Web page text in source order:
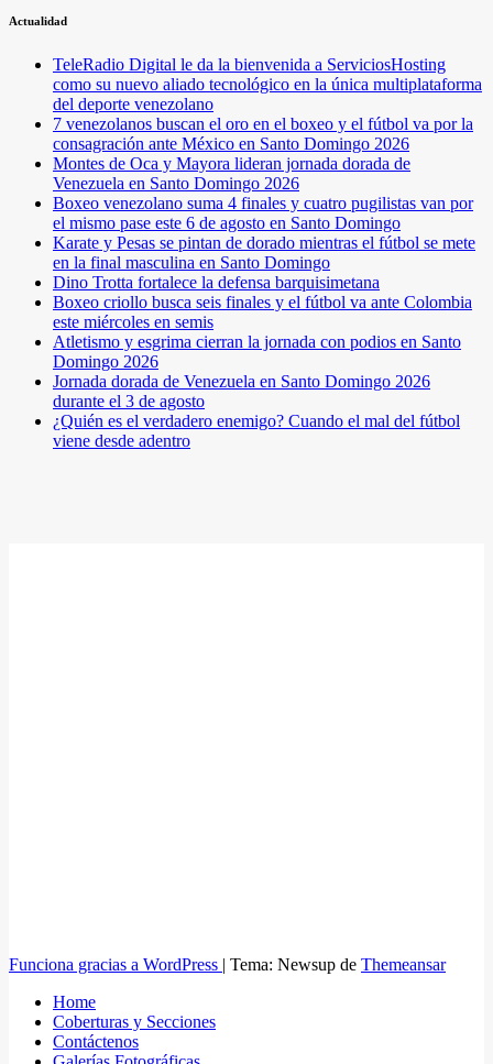
Actualidad
TeleRadio Digital le da la bienvenida a ServiciosHosting
como su nuevo aliado tecnológico en la única multiplataforma
del deporte venezolano
7 venezolanos buscan el oro en el boxeo y el fútbol va por la
consagración ante México en Santo Domingo 2026
Montes de Oca y Mayora lideran jornada dorada de
Venezuela en Santo Domingo 2026
Boxeo venezolano suma 4 finales y cuatro pugilistas van por
el mismo pase este 6 de agosto en Santo Domingo
Karate y Pesas se pintan de dorado mientras el fútbol se mete
en la final masculina en Santo Domingo
Dino Trotta fortalece la defensa barquisimetana
Boxeo criollo busca seis finales y el fútbol va ante Colombia
este miércoles en semis
Atletismo y esgrima cierran la jornada con podios en Santo
Domingo 2026
Jornada dorada de Venezuela en Santo Domingo 2026
durante el 3 de agosto
¿Quién es el verdadero enemigo? Cuando el mal del fútbol
viene desde adentro
Funciona gracias a WordPress | Tema: Newsup de Themeansar
Home
Coberturas y Secciones
Contáctenos